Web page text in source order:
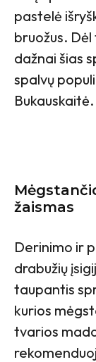
pastelė
bruožus.
dažnai šias
spalvų
Bukauskaitė.
žaismas
Derinimo ir
drabužių
taupantis
kurios
tvarios